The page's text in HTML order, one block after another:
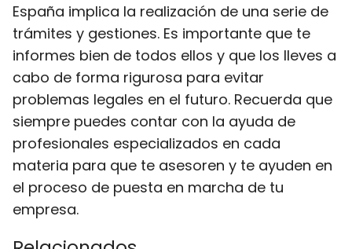
España implica la realización de una serie de
trámites y gestiones. Es importante que te
informes bien de todos ellos y que los lleves a
cabo de forma rigurosa para evitar
problemas legales en el futuro. Recuerda que
siempre puedes contar con la ayuda de
profesionales especializados en cada
materia para que te asesoren y te ayuden en
el proceso de puesta en marcha de tu
empresa.